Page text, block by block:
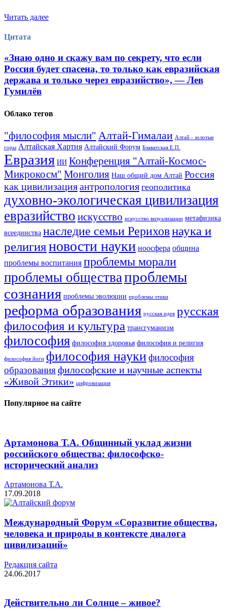
Читать далее
Цитата
«Знаю одно и скажу вам по секрету, что если
Россия будет спасена, то только как евразийская
держава и только через евразийство», — Лев
Гумилёв
Облако тегов
"философия мысли" Алтай-Гималаи Алтай - золотые
горы Алтайская Хартия Алтайский Форум Блаватская Е.П.
Евразия ИИ Конференция "Алтай-Космос-
Микрокосм" Монголия Наш общий дом Алтай Россия
как цивилизацияантропология геополитика
духовно-экологическая цивилизация
евразийство искусство искусство визуализации метафизика
всеединства наследие семьи Рериховнаука и
религияновости науки ноосфера община
проблемы воспитания проблемы морали
проблемы обществапроблемы
сознания проблемы эволюции проблемы этики
реформа образования русская идея русская
философия и культура трансгуманизм
философия философия здоровья философия и религия
философия йоги философия наукифилософия
образованияфилософские и научные аспекты
«Живой Этики» цифровизация
Популярное на сайте
Артамонова Т.А. Общинный уклад жизни
российского общества: философско-
исторический анализ
Артамонова Т.А.
17.09.2018
Международный Форум «Соразвитие общества,
человека и природы в контексте диалога
цивилизаций»
Редакция cайта
24.06.2017
Действительно ли Солнце – живое?